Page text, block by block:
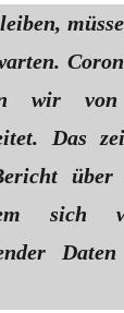
wir von
Das
sich